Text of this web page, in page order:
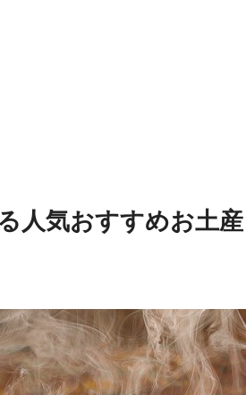
人気おすすめお土産